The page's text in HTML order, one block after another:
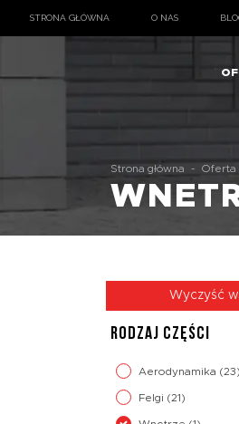
STRONA GŁÓWNA O NAS
Strona główna - Oferta
Wyczyść
RODZAJ CZĘŚCI
Aerodynamika (23)
Felgi (21)